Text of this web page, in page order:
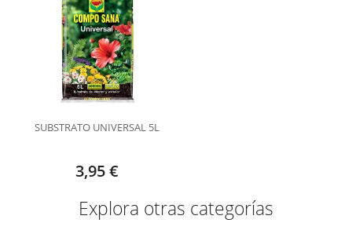
SUBSTRATO UNIVERSAL 5L
3,95 €
Explora otras categorías